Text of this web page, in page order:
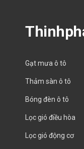
Gạt mưa ô tô
Thảm sàn ô tô
Bóng đèn ô tô
Lọc gió điều hòa
Lọc gió động cơ